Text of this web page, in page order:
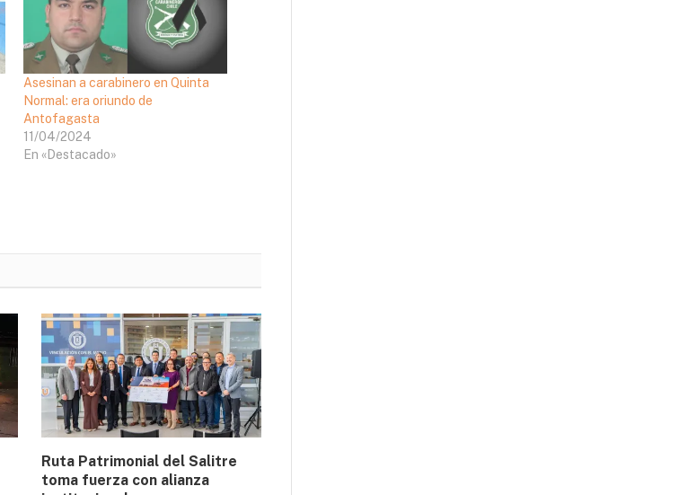
Asesinan a carabinero en Quinta
Normal: era oriundo de
Antofagasta
11/04/2024
En «Destacado»
Ruta Patrimonial del Salitre
toma fuerza con alianza